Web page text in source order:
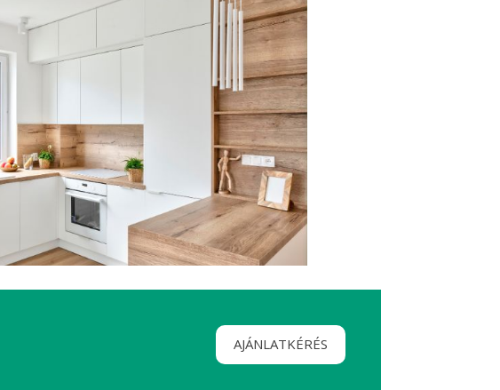
AJÁNLATKÉRÉS